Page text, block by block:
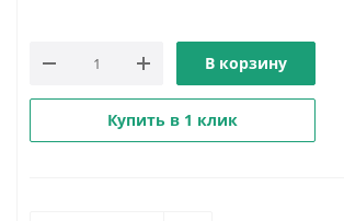
В корзину
Купить в 1 клик